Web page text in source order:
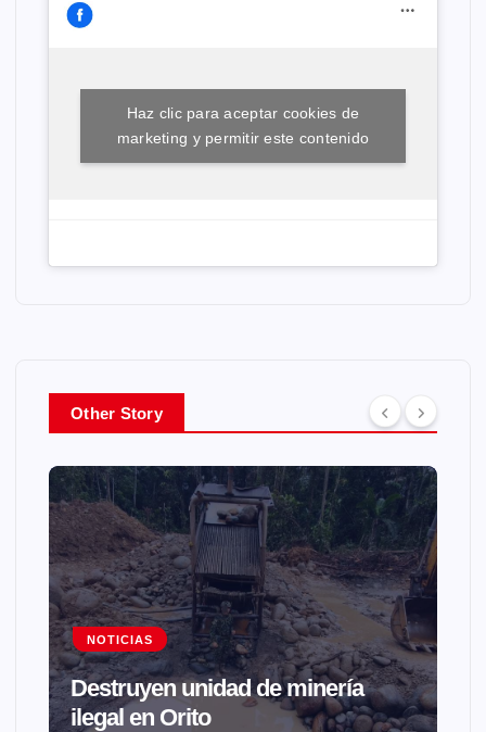
Haz clic para aceptar cookies de
marketing y permitir este contenido
Other Story
NOTICIAS
Destruyen unidad de minería
ilegal en Orito